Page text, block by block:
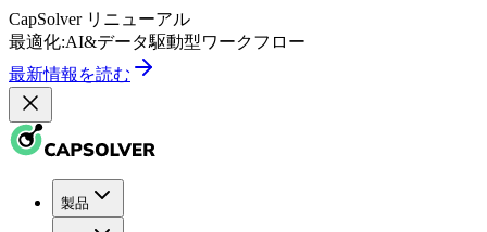
CapSolver リニューアル
最適化:AI&データ駆動型ワークフロー
最新情報を読む
製品